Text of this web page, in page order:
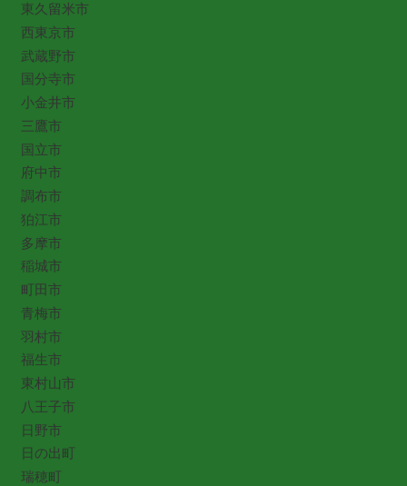
東久留米市
西東京市
武蔵野市
国分寺市
小金井市
三鷹市
国立市
府中市
調布市
狛江市
多摩市
稲城市
町田市
青梅市
羽村市
福生市
東村山市
八王子市
日野市
日の出町
瑞穂町